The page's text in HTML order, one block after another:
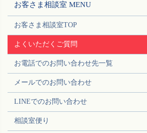
お客さま相談室 MENU
お客さま相談室TOP
よくいただくご質問
お電話でのお問い合わせ先一覧
メールでのお問い合わせ
LINEでのお問い合わせ
相談室便り